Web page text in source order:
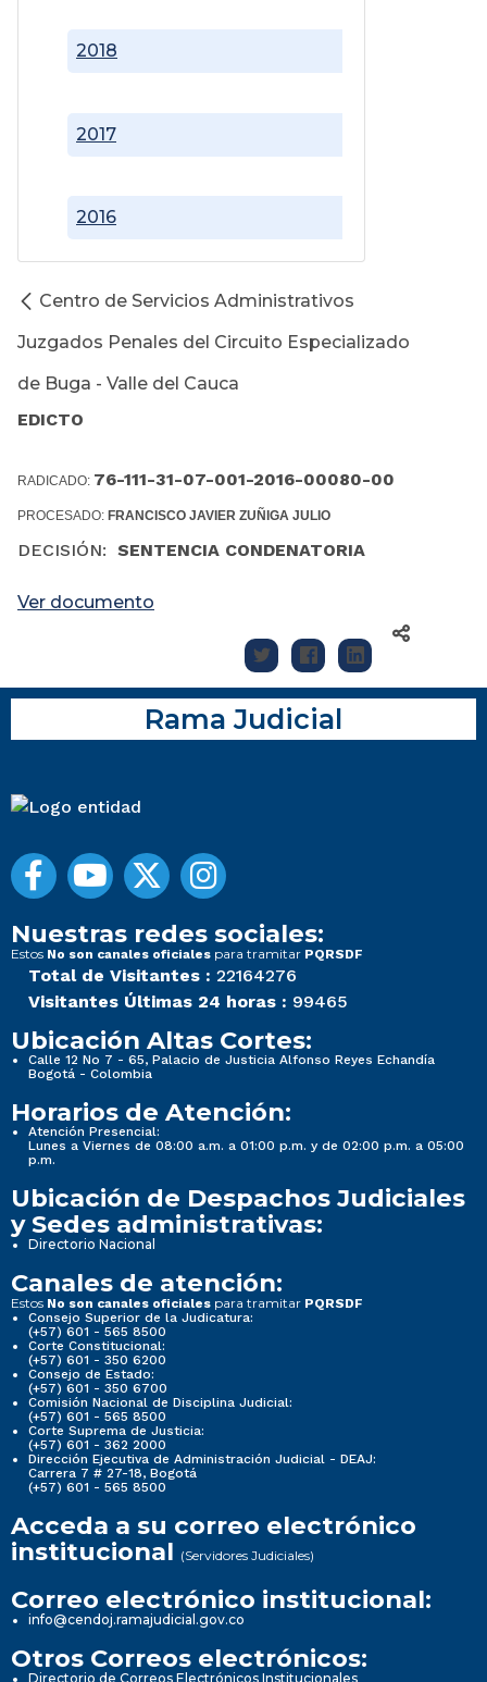
2016
2017
2018
Centro de Servicios Administrativos
Juzgados Penales del Circuito Especializado
de Buga - Valle del Cauca
EDICTO
RADICADO: 76-111-31-07-001-2016-00080-00
PROCESADO: FRANCISCO JAVIER ZUÑIGA JULIO
DECISIÓN: SENTENCIA CONDENATORIA
Ver documento
Rama Judicial
Nuestras redes sociales:
Estos No son canales oficiales para tramitar PQRSDF
Total de Visitantes : 22164276
Visitantes Últimas 24 horas : 99465
Ubicación Altas Cortes:
Calle 12 No 7 - 65, Palacio de Justicia Alfonso Reyes Echandía
Bogotá - Colombia
Horarios de Atención:
Atención Presencial:
Lunes a Viernes de 08:00 a.m. a 01:00 p.m. y de 02:00 p.m. a 05:00
p.m.
Ubicación de Despachos Judiciales
y Sedes administrativas:
Directorio Nacional
Canales de atención:
Estos No son canales oficiales para tramitar PQRSDF
Consejo Superior de la Judicatura:
(+57) 601 - 565 8500
Corte Constitucional:
(+57) 601 - 350 6200
Consejo de Estado:
(+57) 601 - 350 6700
Comisión Nacional de Disciplina Judicial:
(+57) 601 - 565 8500
Corte Suprema de Justicia:
(+57) 601 - 362 2000
Dirección Ejecutiva de Administración Judicial - DEAJ:
Carrera 7 # 27-18, Bogotá
(+57) 601 - 565 8500
Acceda a su correo electrónico
institucional (Servidores Judiciales)
Correo electrónico institucional:
info@cendoj.ramajudicial.gov.co
Otros Correos electrónicos:
Directorio de Correos Electrónicos Institucionales